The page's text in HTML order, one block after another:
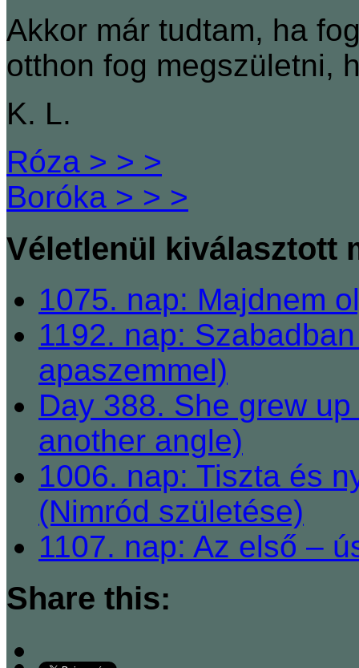
Akkor már tudtam, ha
otthon fog megszületni,
K. L.
Róza > > >
Boróka > > >
Véletlenül kiválasztott
1075. nap: Majdnem
1192. nap:
apaszemmel)
Day 388. She grew
another angle)
1006. nap: Tiszta és
(Nimród születése)
1107. nap: Az első –
Share this: